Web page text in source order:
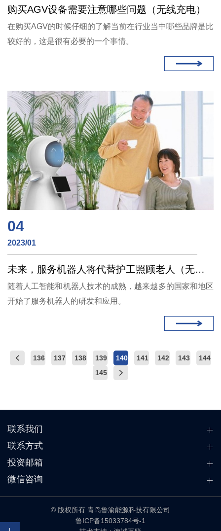
购买AGV设备需要注意哪些问题（无线充电）
在购买AGV的时候仔细的了解当前在行业当中哪些品牌是比
较好的，这是很有必要的一个事情。
04
2023/01
未来，服务机器人将代替护工照顾老人（无线充电）
随着人工智能和机器人技术的成熟，越来越多的国家和地区
开始了服务机器人的研发和应用。
136 137 138 139 140 141 142 143
144
145
联系我们
联系方式
投资邮箱
微信咨询
© 版权所有 青岛鲁渝能源科技有限公司
鲁ICP备15033784号-1